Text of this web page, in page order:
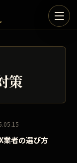
策
業者の選び方